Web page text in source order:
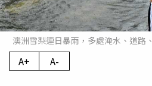
澳洲雪梨連日暴雨，多處淹水、道路
A+ A-